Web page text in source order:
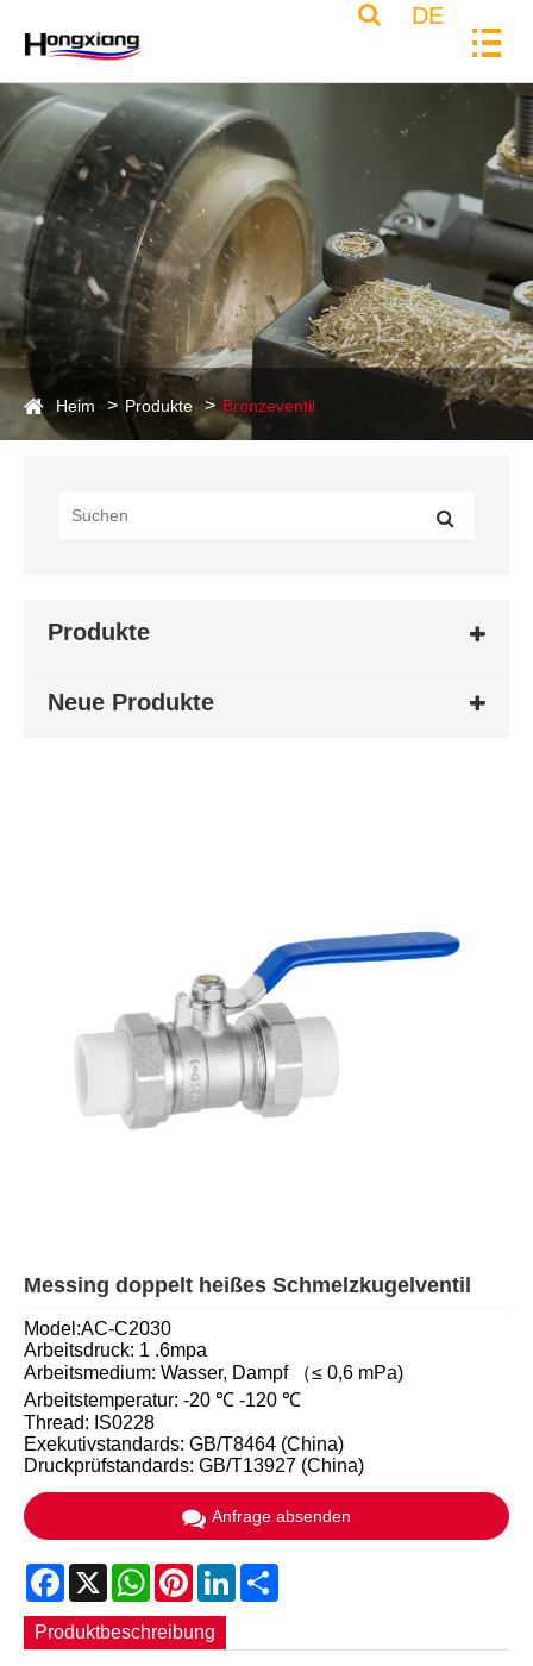
DE
Heim Produkte Bronzeventil
Produkte
Neue Produkte
Messing doppelt heißes Schmelzkugelventil
Model:AC-C2030
Arbeitsdruck: 1 .6mpa
Arbeitsmedium: Wasser, Dampf （≤ 0,6 mPa)
Arbeitstemperatur: -20 ℃ -120 ℃
Thread: IS0228
Exekutivstandards: GB/T8464 (China)
Druckprüfstandards: GB/T13927 (China)
Anfrage absenden
Facebook
X WhatsApp
PinterestLinkedIn
Produktbeschreibung